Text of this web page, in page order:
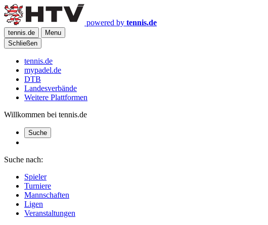
powered by tennis.de
tennis.de
Menu
Schließen
tennis.de
mypadel.de
DTB
Landesverbände
Weitere Plattformen
Willkommen bei tennis.de
Suche
Suche nach:
Spieler
Turniere
Mannschaften
Ligen
Veranstaltungen